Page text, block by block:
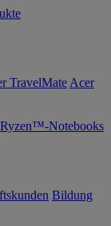
TravelMate Acer
Notebooks
Bildung